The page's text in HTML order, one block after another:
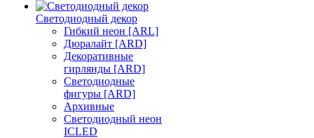
Светодиодный декор
Гибкий неон [ARL]
Дюралайт [ARD]
Декоративные
гирлянды [ARD]
Светодиодные
фигуры [ARD]
Архивные
Светодиодный неон
ICLED